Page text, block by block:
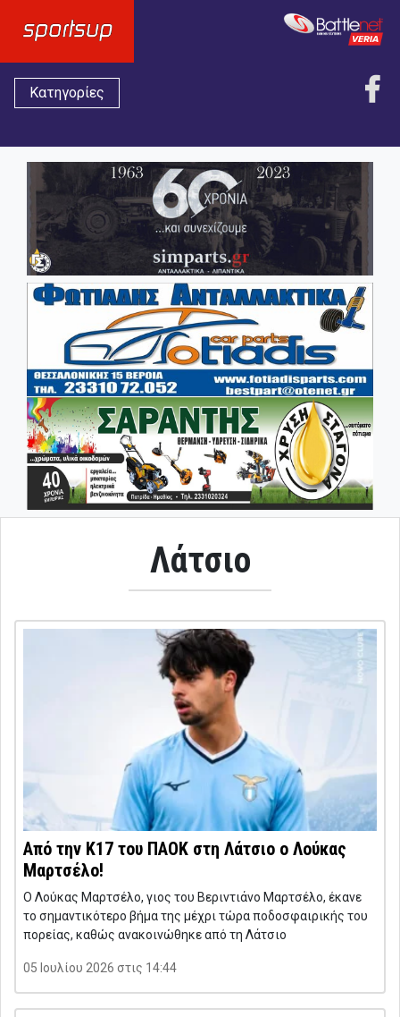
Κατηγορίες
Λάτσιο
Από την Κ17 του ΠΑΟΚ στη Λάτσιο ο Λούκας
Μαρτσέλο!
Ο Λούκας Μαρτσέλο, γιος του Βεριντιάνο Μαρτσέλο, έκανε
το σημαντικότερο βήμα της μέχρι τώρα ποδοσφαιρικής του
πορείας, καθώς ανακοινώθηκε από τη Λάτσιο
05 Ιουλίου 2026 στις 14:44